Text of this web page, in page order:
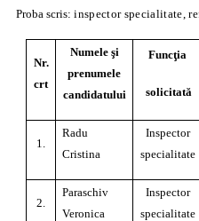
Proba scris: inspector specialitate,
Nr.
crt
Numele şi
prenumele
candidatului
Funcţia
solicitată
1.
Radu
Cristina
Inspector
specialitate
2.
Paraschiv
Veronica
Inspector
specialitate